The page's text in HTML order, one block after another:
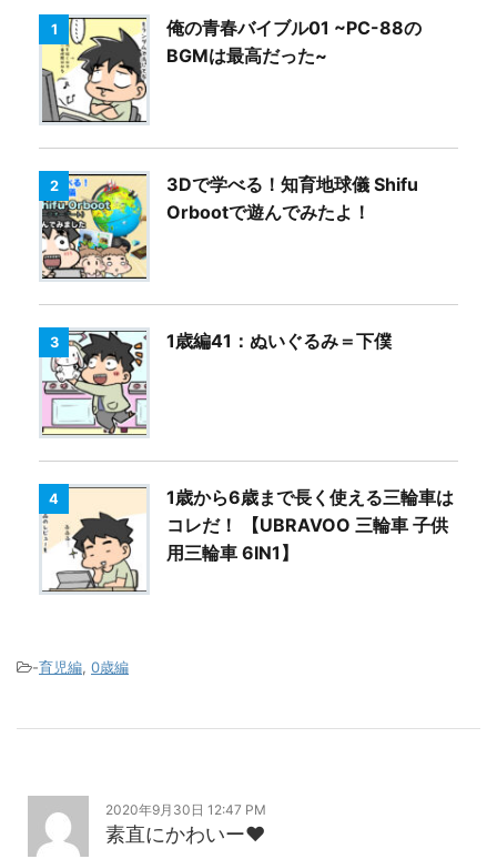
1
俺の青春バイブル01 ~PC-88の
BGMは最高だった~
2
3Dで学べる！知育地球儀 Shifu
Orbootで遊んでみたよ！
3 1歳編41：ぬいぐるみ＝下僕
4
1歳から6歳まで長く使える三輪車は
コレだ！ 【UBRAVOO 三輪車 子供
用三輪車 6IN1】
-育児編, 0歳編
2020年9月30日 12:47 PM
素直にかわいー❤️